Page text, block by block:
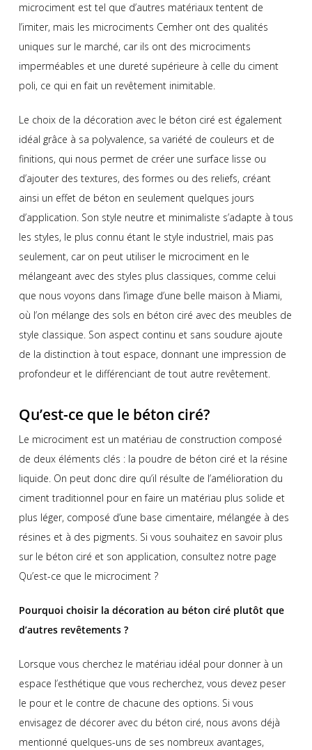
microciment est tel que d’autres matériaux tentent de
l’imiter, mais les microciments Cemher ont des qualités
uniques sur le marché, car ils ont des microciments
imperméables et une dureté supérieure à celle du ciment
poli, ce qui en fait un revêtement inimitable.
Le choix de la décoration avec le béton ciré est également
idéal grâce à sa polyvalence, sa variété de couleurs et de
finitions, qui nous permet de créer une surface lisse ou
d’ajouter des textures, des formes ou des reliefs, créant
ainsi un effet de béton en seulement quelques jours
d’application. Son style neutre et minimaliste s’adapte à tous
les styles, le plus connu étant le style industriel, mais pas
seulement, car on peut utiliser le microciment en le
mélangeant avec des styles plus classiques, comme celui
que nous voyons dans l’image d’une belle maison à Miami,
où l’on mélange des sols en béton ciré avec des meubles de
style classique. Son aspect continu et sans soudure ajoute
de la distinction à tout espace, donnant une impression de
profondeur et le différenciant de tout autre revêtement.
Qu’est-ce que le béton ciré?
Le microciment est un matériau de construction composé
de deux éléments clés : la poudre de béton ciré et la résine
liquide. On peut donc dire qu’il résulte de l’amélioration du
ciment traditionnel pour en faire un matériau plus solide et
plus léger, composé d’une base cimentaire, mélangée à des
résines et à des pigments. Si vous souhaitez en savoir plus
sur le béton ciré et son application, consultez notre page
Qu’est-ce que le microciment ?
Pourquoi choisir la décoration au béton ciré plutôt que
d’autres revêtements ?
Lorsque vous cherchez le matériau idéal pour donner à un
espace l’esthétique que vous recherchez, vous devez peser
le pour et le contre de chacune des options. Si vous
envisagez de décorer avec du béton ciré, nous avons déjà
mentionné quelques-uns de ses nombreux avantages,